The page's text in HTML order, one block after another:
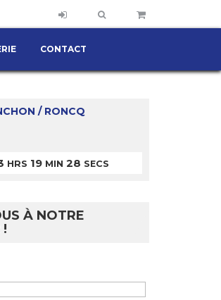
CONTACT
/ RONCQ
HRS 19 MIN 28 SECS
À NOTRE
!